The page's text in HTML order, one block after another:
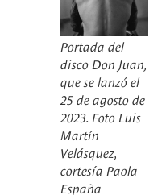
Portada del
disco Don Juan,
que se lanzó el
25 de agosto de
2023. Foto Luis
Martín
Velásquez,
cortesía Paola
España